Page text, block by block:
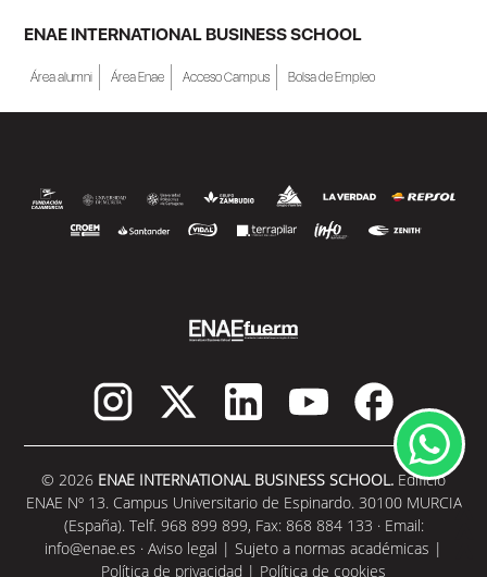
becas de estudio parciales (50%), además
de al menos una beca...
ENAE INTERNATIONAL BUSINESS SCHOOL
Área alumni Área Enae Acceso Campus Bolsa de Empleo
© 2026 ENAE INTERNATIONAL BUSINESS SCHOOL. Edificio
ENAE Nº 13. Campus Universitario de Espinardo. 30100 MURCIA
(España). Telf. 968 899 899, Fax: 868 884 133 · Email:
info@enae.es · Aviso legal | Sujeto a normas académicas |
Política de privacidad | Política de cookies